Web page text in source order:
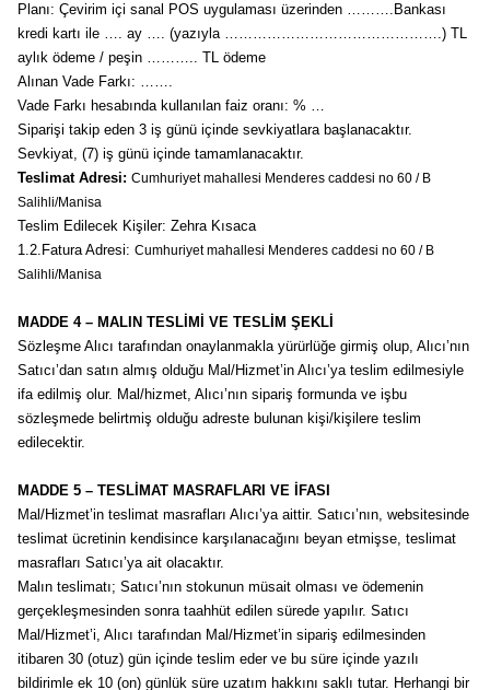
Planı: Çevirim içi sanal POS uygulaması üzerinden ……….Bankası
kredi kartı ile …. ay …. (yazıyla ……………………………………….) TL
aylık ödeme / peşin ……….. TL ödeme
Alınan Vade Farkı: …….
Vade Farkı hesabında kullanılan faiz oranı: % …
Siparişi takip eden 3 iş günü içinde sevkiyatlara başlanacaktır.
Sevkiyat, (7) iş günü içinde tamamlanacaktır.
Teslimat Adresi: Cumhuriyet mahallesi Menderes caddesi no 60 / B
Salihli/Manisa
Teslim Edilecek Kişiler: Zehra Kısaca
1.2.Fatura Adresi: Cumhuriyet mahallesi Menderes caddesi no 60 / B
Salihli/Manisa
MADDE 4 – MALIN TESLİMİ VE TESLİM ŞEKLİ
Sözleşme Alıcı tarafından onaylanmakla yürürlüğe girmiş olup, Alıcı’nın
Satıcı’dan satın almış olduğu Mal/Hizmet’in Alıcı’ya teslim edilmesiyle
ifa edilmiş olur. Mal/hizmet, Alıcı’nın sipariş formunda ve işbu
sözleşmede belirtmiş olduğu adreste bulunan kişi/kişilere teslim
edilecektir.
MADDE 5 – TESLİMAT MASRAFLARI VE İFASI
Mal/Hizmet’in teslimat masrafları Alıcı’ya aittir. Satıcı’nın, websitesinde
teslimat ücretinin kendisince karşılanacağını beyan etmişse, teslimat
masrafları Satıcı’ya ait olacaktır.
Malın teslimatı; Satıcı’nın stokunun müsait olması ve ödemenin
gerçekleşmesinden sonra taahhüt edilen sürede yapılır. Satıcı
Mal/Hizmet’i, Alıcı tarafından Mal/Hizmet’in sipariş edilmesinden
itibaren 30 (otuz) gün içinde teslim eder ve bu süre içinde yazılı
bildirimle ek 10 (on) günlük süre uzatım hakkını saklı tutar. Herhangi bir